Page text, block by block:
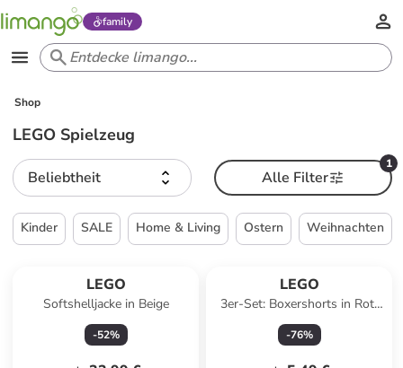
family
Shop
LEGO Spielzeug
Beliebtheit
1
Alle Filter
Kinder SALE Home & Living Ostern Weihnachten
LEGO
Softshelljacke in Beige
-52%
LEGO
3er-Set: Boxershorts in Rot/
Schwarz/ Blau
-76%